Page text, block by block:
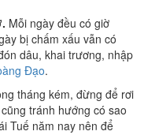
Mỗi ngày đều có giờ
bị chấm xấu vẫn có
dâu, khai trương, nhập
Đạo.
tháng kém, đừng để rơi
tránh hướng có sao
Tuế năm nay nên để